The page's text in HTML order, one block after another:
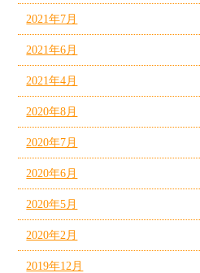
2021年7月
2021年6月
2021年4月
2020年8月
2020年7月
2020年6月
2020年5月
2020年2月
2019年12月